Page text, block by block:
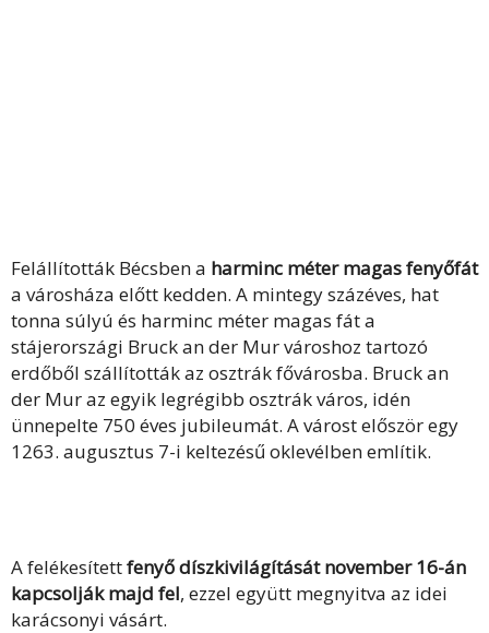
Felállították Bécsben a harminc méter magas fenyőfát
a városháza előtt kedden. A mintegy százéves, hat
tonna súlyú és harminc méter magas fát a
stájerországi Bruck an der Mur városhoz tartozó
erdőből szállították az osztrák fővárosba. Bruck an
der Mur az egyik legrégibb osztrák város, idén
ünnepelte 750 éves jubileumát. A várost először egy
1263. augusztus 7-i keltezésű oklevélben említik.
A felékesítettfenyő díszkivilágítását november 16-án
kapcsolják majd fel, ezzel együtt megnyitva az idei
karácsonyi vásárt.